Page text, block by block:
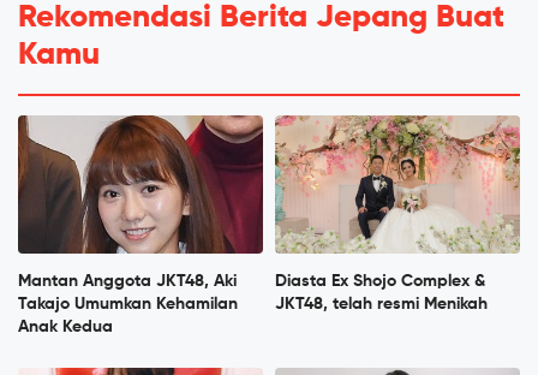
Rekomendasi Berita Jepang Buat
Kamu
Mantan Anggota JKT48, Aki
Takajo Umumkan Kehamilan
Anak Kedua
Diasta Ex Shojo Complex &
JKT48, telah resmi Menikah